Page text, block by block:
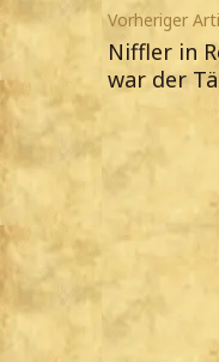
Vorheriger
Niffler in
war der